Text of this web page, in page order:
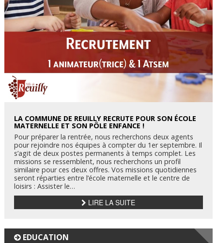
LA COMMUNE DE REUILLY RECRUTE POUR SON ÉCOLE
MATERNELLE ET SON PÔLE ENFANCE !
Pour préparer la rentrée, nous recherchons deux agents
pour rejoindre nos équipes à compter du 1er septembre. Il
s’agit de deux postes permanents à temps complet. Les
missions se ressemblent, nous recherchons un profil
similaire pour ces deux offres. Vos missions quotidiennes
seront réparties entre l’école maternelle et le centre de
loisirs : Assister le…
LIRE LA SUITE
EDUCATION